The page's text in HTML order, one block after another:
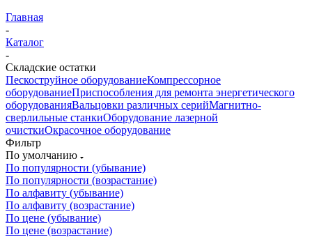
Главная
-
Каталог
-
Складские остатки
Пескоструйное оборудованиеКомпрессорное
оборудованиеПриспособления для ремонта энергетического
оборудованияВальцовки различных серийМагнитно-
сверлильные станкиОборудование лазерной
очисткиОкрасочное оборудование
Фильтр
По умолчанию
По популярности (убывание)
По популярности (возрастание)
По алфавиту (убывание)
По алфавиту (возрастание)
По цене (убывание)
По цене (возрастание)